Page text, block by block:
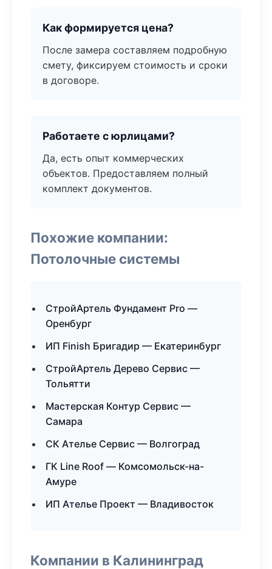
Как формируется цена?
После замера составляем подробную
смету, фиксируем стоимость и сроки
в договоре.
Работаете с юрлицами?
Да, есть опыт коммерческих
объектов. Предоставляем полный
комплект документов.
Похожие компании:
Потолочные системы
СтройАртель Фундамент Pro —
Оренбург
ИП Finish Бригадир — Екатеринбург
СтройАртель Дерево Сервис —
Тольятти
Мастерская Контур Сервис —
Самара
СК Ателье Сервис — Волгоград
ГК Line Roof — Комсомольск-на-
Амуре
ИП Ателье Проект — Владивосток
Компании в Калининград